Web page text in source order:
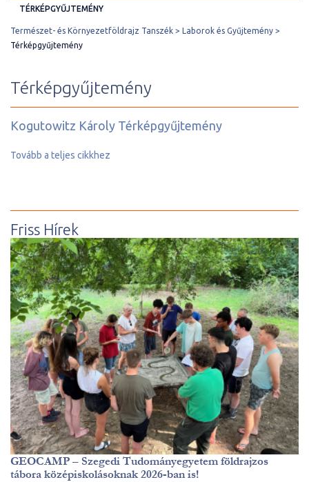
TÉRKÉPGYŰJTEMÉNY
Természet- és Környezetföldrajz Tanszék
Laborok és Gyűjtemény
Térképgyűjtemény
Térképgyűjtemény
Kogutowitz Károly Térképgyűjtemény
Tovább a teljes cikkhez
Friss Hírek
GEOCAMP – Szegedi Tudományegyetem földrajzos
tábora középiskolásoknak 2026-ban is!